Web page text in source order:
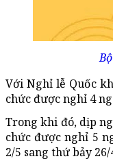
Với Nghỉ lễ Quốc
chức được nghỉ 4
Trong khi đó, dịp
chức được nghỉ 5
2/5 sang thứ bảy 26/